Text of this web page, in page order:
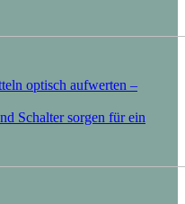
optisch aufwerten –
Schalter sorgen für ein